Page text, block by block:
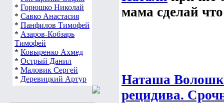
* Горюшко Николай
* Савко Анастасия
* Панфилов Тимофей
* Азаров-Кобзарь
Тимофей
* Ковыренко Ахмед
* Острый Данил
* Маловик Сергей
* Деревицкий Артур
мама сделай
Наташа
рецидива.